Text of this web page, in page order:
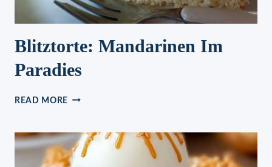
Blitztorte: Mandarinen Im
Paradies
READ MORE BLITZTORTE:
PARADIES